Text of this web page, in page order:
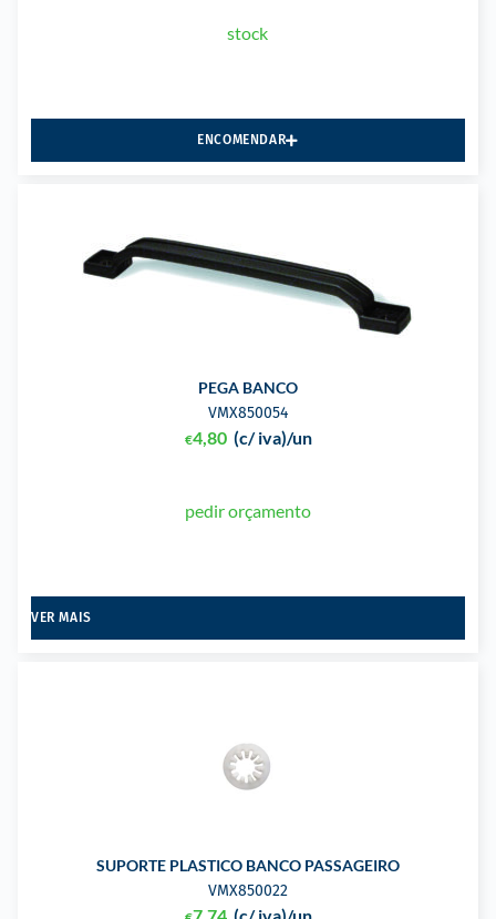
stock
ENCOMENDAR
PEGA BANCO
VMX850054
€4,80 (c/ iva)/un
pedir orçamento
VER MAIS
SUPORTE PLASTICO BANCO PASSAGEIRO
VMX850022